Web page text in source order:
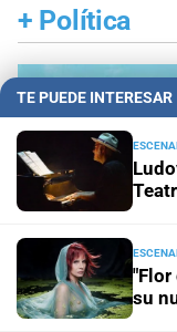
+ Política
TE PUEDE INTERESAR
"Flor
su